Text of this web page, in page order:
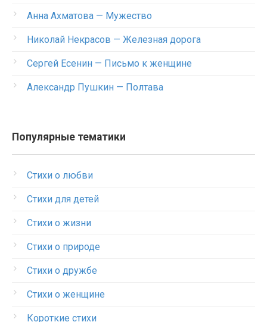
Анна Ахматова — Мужество
Николай Некрасов — Железная дорога
Сергей Есенин — Письмо к женщине
Александр Пушкин — Полтава
Популярные тематики
Стихи о любви
Стихи для детей
Стихи о жизни
Стихи о природе
Стихи о дружбе
Стихи о женщине
Короткие стихи